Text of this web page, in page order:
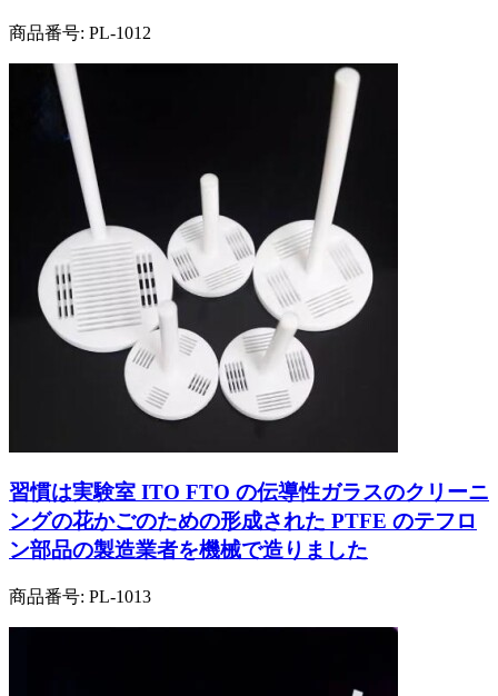
商品番号: PL-1012
習慣は実験室 ITO FTO の伝導性ガラスのクリーニ
ングの花かごのための形成された PTFE のテフロ
ン部品の製造業者を機械で造りました
商品番号: PL-1013